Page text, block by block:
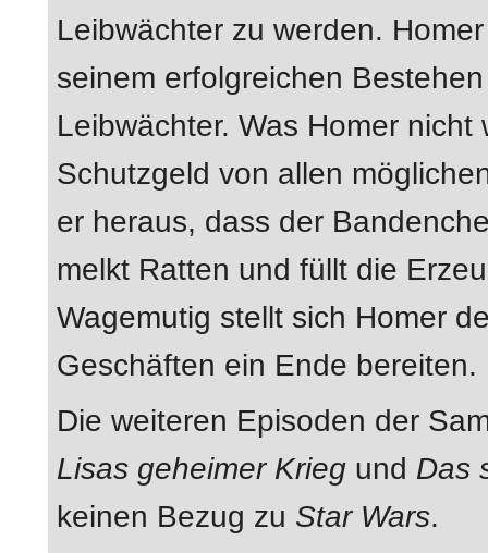
Leibwächter zu werden.
seinem erfolgreichen
Leibwächter. Was Homer
Schutzgeld von allen
er heraus, dass der
melkt Ratten und füllt die
Wagemutig stellt sich Homer
Geschäften ein Ende bereiten.
Die weiteren Episoden der
Lisas geheimer Krieg und Das
keinen Bezug zu Star Wars.